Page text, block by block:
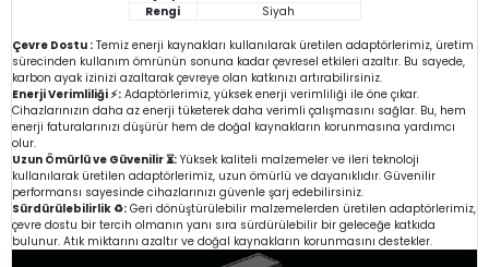
Rengi
Siyah
Çevre Dostu : Temiz enerji kaynakları kullanılarak üretilen adaptörlerimiz, üretim
sürecinden kullanım ömrünün sonuna kadar çevresel etkileri azaltır. Bu sayede,
karbon ayak izinizi azaltarak çevreye olan katkınızı artırabilirsiniz.
Enerji Verimliliği ⚡: Adaptörlerimiz, yüksek enerji verimliliği ile öne çıkar.
Cihazlarınızın daha az enerji tüketerek daha verimli çalışmasını sağlar. Bu, hem
enerji faturalarınızı düşürür hem de doğal kaynakların korunmasına yardımcı
olur.
Uzun Ömürlü ve Güvenilir ⏳: Yüksek kaliteli malzemeler ve ileri teknoloji
kullanılarak üretilen adaptörlerimiz, uzun ömürlü ve dayanıklıdır. Güvenilir
performansı sayesinde cihazlarınızı güvenle şarj edebilirsiniz.
Sürdürülebilirlik ♻️: Geri dönüştürülebilir malzemelerden üretilen adaptörlerimiz,
çevre dostu bir tercih olmanın yanı sıra sürdürülebilir bir geleceğe katkıda
bulunur. Atık miktarını azaltır ve doğal kaynakların korunmasını destekler.